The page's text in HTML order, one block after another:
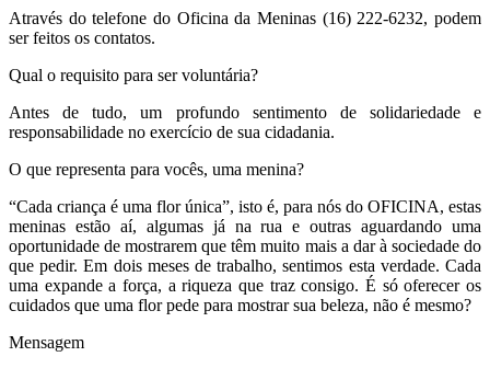
Através do telefone do Oficina da Meninas (16) 222-6232, podem
ser feitos os contatos.
Qual o requisito para ser voluntária?
Antes de tudo, um profundo sentimento de solidariedade e
responsabilidade no exercício de sua cidadania.
O que representa para vocês, uma menina?
“Cada criança é uma flor única”, isto é, para nós do OFICINA, estas
meninas estão aí, algumas já na rua e outras aguardando uma
oportunidade de mostrarem que têm muito mais a dar à sociedade do
que pedir. Em dois meses de trabalho, sentimos esta verdade. Cada
uma expande a força, a riqueza que traz consigo. É só oferecer os
cuidados que uma flor pede para mostrar sua beleza, não é mesmo?
Mensagem